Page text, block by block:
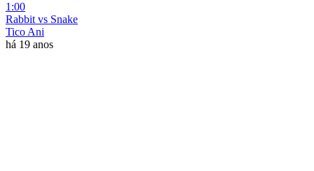
1:00
Rabbit vs Snake
Tico Ani
há 19 anos